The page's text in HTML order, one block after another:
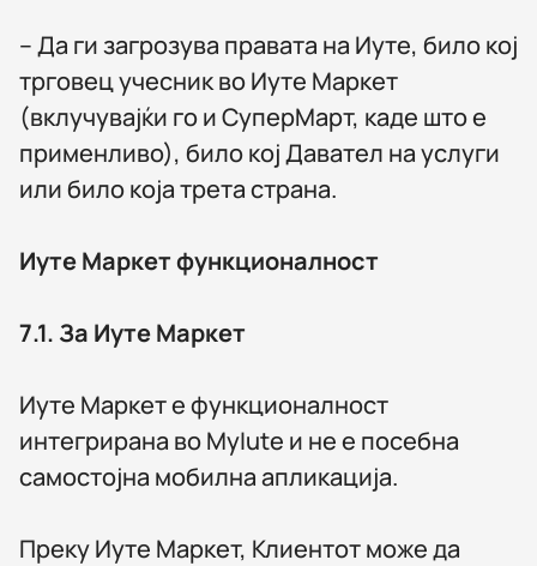
– Да ги загрозува правата на Иуте, било кој
трговец учесник во Иуте Маркет
(вклучувајќи го и СуперМарт, каде што е
применливо), било кој Давател на услуги
или било која трета страна.
Иуте Маркет функционалност
7.1. За Иуте Маркет
Иуте Маркет е функционалност
интегрирана во MyIute и не е посебна
самостојна мобилна апликација.
Преку Иуте Маркет, Клиентот може да